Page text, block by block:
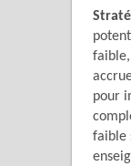
pour
faible